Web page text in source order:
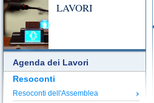
LAVORI
Agenda dei Lavori
Resoconti
Resoconti dell'Assemblea